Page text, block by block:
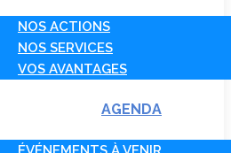
NOS ACTIONS
NOS SERVICES
VOS AVANTAGES
AGENDA